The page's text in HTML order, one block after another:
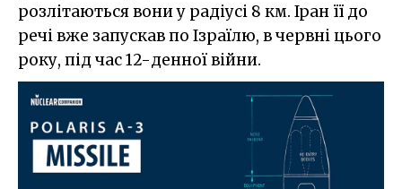
розлітаються вони у радіусі 8 км. Іран її до
речі вже запускав по Ізраїлю, в червні цього
року, під час 12-денної війни.